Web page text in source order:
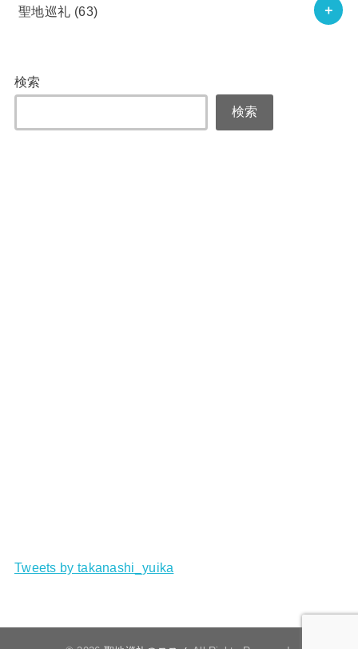
聖地巡礼 (63)
検索
検索
Tweets by takanashi_yuika